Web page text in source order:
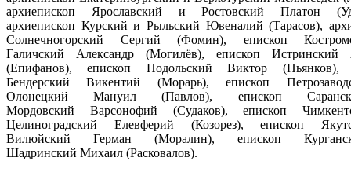
архиепископ Ярославский и Ростовский
Платон
архиепископ Курский и Рыльский Ювеналий (Тарасов),
Солнечногорский
Сергий (Фомин), епископ
Галичский
Александр (Могилёв), епископ Истринский
(Епифанов), епископ Подольский
Виктор (Пьянков),
Бендерский
Викентий (Морарь), епископ
Олонецкий
Мануил (Павлов), епископ
Мордовский
Варсонофий (Судаков), епископ
Целиноградский
Елевферий (Козорез), епископ
Вилюйский
Герман (Моралин), епископ
Шадринский Михаил (Расковалов).